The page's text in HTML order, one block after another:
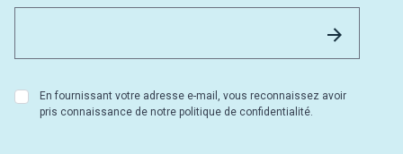
En fournissant votre adresse e-mail, vous reconnaissez avoir
pris connaissance de notre politique de confidentialité.